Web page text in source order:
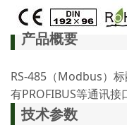
产品概要
RS-485（Modbus）
有PROFIBUS等通讯接
技术参数